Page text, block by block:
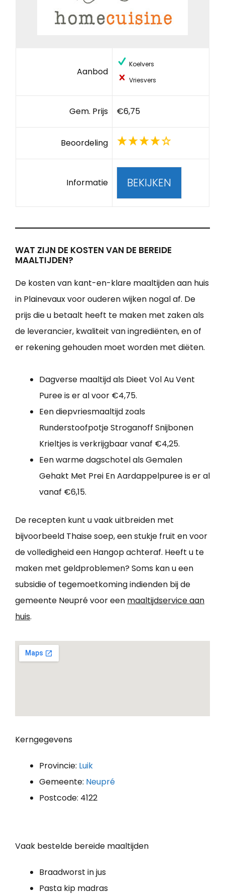
Aanbod
Koelvers
Vriesvers
Gem. Prijs €6,75
Beoordeling
Informatie BEKIJKEN
WAT ZIJN DE KOSTEN VAN DE BEREIDE
MAALTIJDEN?
De kosten van kant-en-klare maaltijden aan huis
in Plainevaux voor ouderen wijken nogal af. De
prijs die u betaalt heeft te maken met zaken als
de leverancier, kwaliteit van ingrediënten, en of
er rekening gehouden moet worden met diëten.
Dagverse maaltijd als Dieet Vol Au Vent
Puree is er al voor €4,75.
Een diepvriesmaaltijd zoals
Runderstoofpotje Stroganoff Snijbonen
Krieltjes is verkrijgbaar vanaf €4,25.
Een warme dagschotel als Gemalen
Gehakt Met Prei En Aardappelpuree is er al
vanaf €6,15.
De recepten kunt u vaak uitbreiden met
bijvoorbeeld Thaise soep, een stukje fruit en voor
de volledigheid een Hangop achteraf. Heeft u te
maken met geldproblemen? Soms kan u een
subsidie of tegemoetkoming indienden bij de
gemeente Neupré voor een maaltijdservice aan
huis.
Kerngegevens
Provincie: Luik
Gemeente: Neupré
Postcode: 4122
Vaak bestelde bereide maaltijden
Braadworst in jus
Pasta kip madras